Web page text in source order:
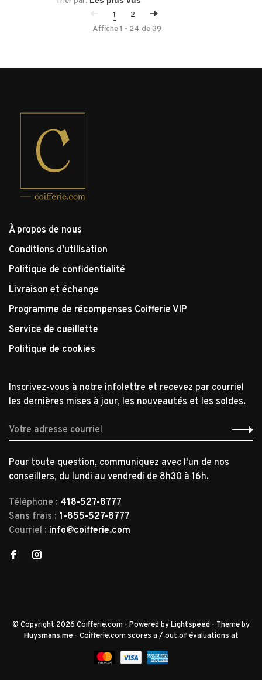
1
2
Affiche 1 - 24 de 39
À propos de nous
Conditions d'utilisation
Politique de confidentialité
Livraison et échange
Programme de récompenses Coifferie VIP
Service de cueillette
Politique de cookies
Inscrivez-vous à notre infolettre et recevez par courriel
les dernières mises à jour, les nouveautés et les soldes.
Pour toute question, communiquez avec l'un de nos
conseillers, du lundi au vendredi de 8h30 à 16h.
Téléphone : 418-527-8777
Sans frais : 1-855-527-8777
Courriel : info@coifferie.com
© Copyright 2026 Coifferie.com - Powered byLightspeed - Theme by
Huysmans.me - Coifferie.com scores a / out of évaluations at